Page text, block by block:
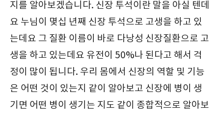
지를 알아보겠습니다. 신장 투석이란 말을 아실 텐데
요 누님이 몇십 년째 신장 투석으로 고생을 하고 있
는데요 그 질환 이름이 바로 다낭성 신장질환으로 고
생을 하고 있는데요 유전이 50%나 된다고 해서 걱
정이 많이 됩니다. 우리 몸에서 신장의 역할 및 기능
은 어떤 것이 있는지 같이 알아보고 신장에 병이 생
기면 어떤 병이 생기는 지도 같이 종합적으로 알아보